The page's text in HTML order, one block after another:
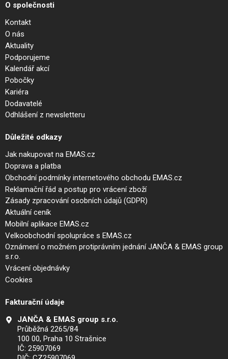
O společnosti
Kontakt
O nás
Aktuality
Podporujeme
Kalendář akcí
Pobočky
Kariéra
Dodavatelé
Odhlášení z newsletteru
Důležité odkazy
Jak nakupovat na EMAS.cz
Doprava a platba
Obchodní podmínky internetového obchodu EMAS.cz
Reklamační řád a postup pro vrácení zboží
Zásady zpracování osobních údajů (GDPR)
Aktuální ceník
Mobilní aplikace EMAS.cz
Velkoobchodní spolupráce s EMAS.cz
Oznámení o možném protiprávním jednání JANČA & EMAS group
s.r.o.
Vrácení objednávky
Cookies
Fakturační údaje
JANČA & EMAS group s.r.o.
Průběžná 2265/84
100 00, Praha 10 Strašnice
IČ: 25907069